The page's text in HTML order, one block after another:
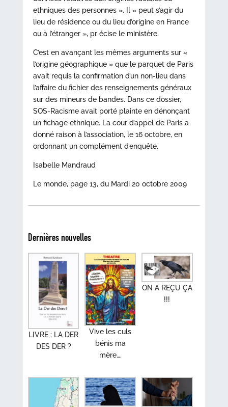
ethniques des personnes ». Il « peut s’agir du
lieu de résidence ou du lieu d’origine en France
ou à l’étranger », pr écise le ministère.
C’est en avançant les mêmes arguments sur «
l’origine géographique » que le parquet de Paris
avait requis la confirmation d’un non-lieu dans
l’affaire du fichier des renseignements généraux
sur des mineurs de bandes. Dans ce dossier,
SOS-Racisme avait porté plainte en dénonçant
un fichage ethnique. La cour d’appel de Paris a
donné raison à l’association, le 16 octobre, en
ordonnant un complément d’enquête.
Isabelle Mandraud
Le monde, page 13, du Mardi 20 octobre 2009
Dernières nouvelles
LIVRE : LA DER
DES DER ?
Vive les culs
bénis ma
mère….
ON A REÇU ÇA
!!!